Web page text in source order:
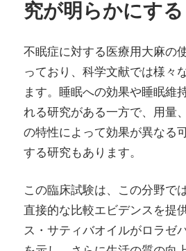
究が明らかにす
不眠症に対する医療用大麻の
っており、科学文献では様々
ます。睡眠への効果や睡眠維
れる研究がある一方で、用量
の特性によって効果が異なる
する研究もあります。
この臨床試験は、この分野で
直接的な比較エビデンスを提
ス・サティバオイルがロラゼ